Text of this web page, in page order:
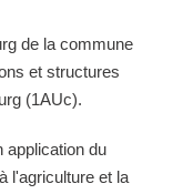
de la commune
et structures
(1AUc).
application du
l'agriculture et la